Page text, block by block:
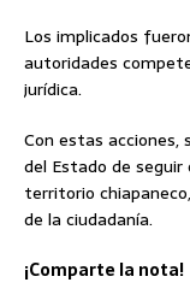
Los implicados
autoridades
jurídica.
Con estas acciones,
del Estado de
territorio
de la ciudadanía.
¡Comparte la nota!